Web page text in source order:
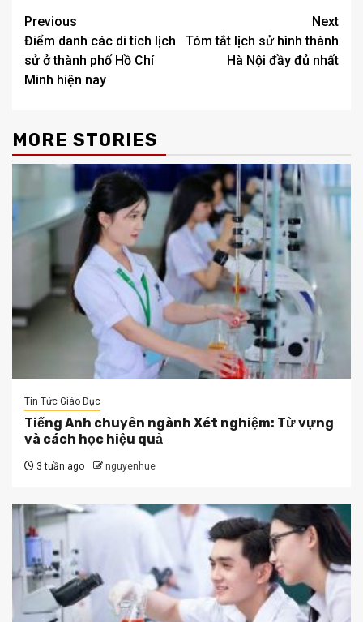
Post
navigation
Previous
Điểm danh các di tích lịch
sử ở thành phố Hồ Chí
Minh hiện nay
Next
Tóm tắt lịch sử hình thành
Hà Nội đầy đủ nhất
MORE STORIES
Tin Tức Giáo Dục
Tiếng Anh chuyên ngành Xét nghiệm: Từ vựng
và cách học hiệu quả
3 tuần ago nguyenhue